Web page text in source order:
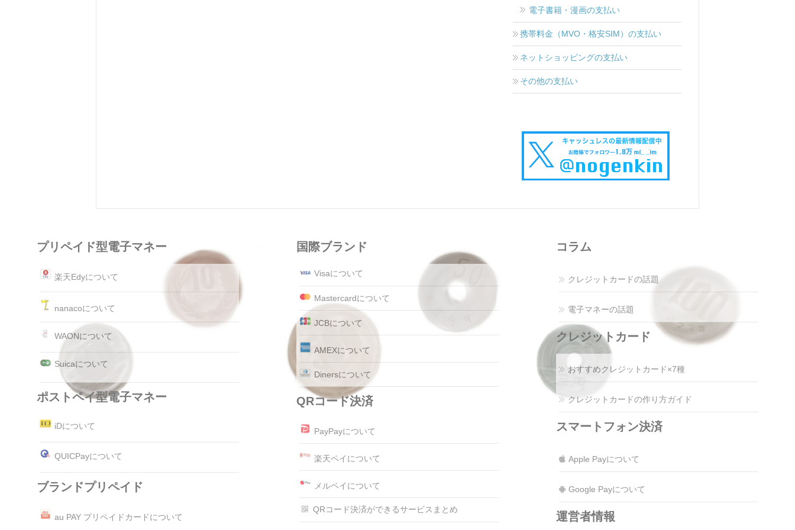
電子書籍・漫画の支払い
携帯料金（MVO・格安SIM）の支払い
ネットショッピングの支払い
その他の支払い
プリペイド型電子マネー
楽天Edyについて
nanacoについて
WAONについて
Suicaについて
ポストペイ型電子マネー
iDについて
QUICPayについて
ブランドプリペイド
au PAY プリペイドカードについて
国際ブランド
Visaについて
Mastercardについて
JCBについて
AMEXについて
Dinersについて
QRコード決済
PayPayについて
楽天ペイについて
メルペイについて
QRコード決済ができるサービスまとめ
コラム
クレジットカードの話題
電子マネーの話題
クレジットカード
おすすめクレジットカード×7種
クレジットカードの作り方ガイド
スマートフォン決済
Apple Payについて
Google Payについて
運営者情報